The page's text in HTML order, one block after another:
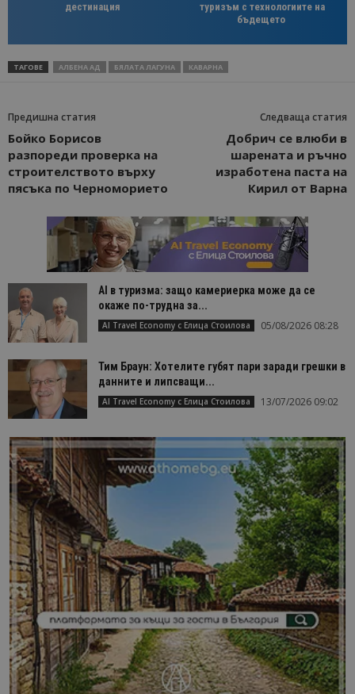
дестинация
туризъм с технологиите на
бъдещето
ТАГОВЕ АЛБЕНА АД БЯЛАТА ЛАГУНА КАВАРНА
Предишна статия
Бойко Борисов
разпореди проверка на
строителството върху
пясъка по Черноморието
Следваща статия
Добрич се влюби в
шарената и ръчно
изработена паста на
Кирил от Варна
AI в туризма: защо камериерка може да се
окаже по-трудна за...
AI Travel Economy с Елица Стоилова 05/08/2026 08:28
Тим Браун: Хотелите губят пари заради грешки в
данните и липсващи...
AI Travel Economy с Елица Стоилова 13/07/2026 09:02